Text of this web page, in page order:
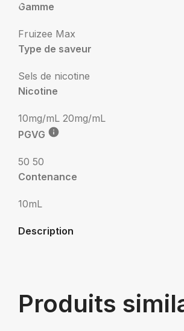
Gamme
Fruizee Max
Type de saveur
Sels de nicotine
Nicotine
10mg/mL 20mg/mL
PGVG
50 50
Contenance
10mL
Description
Produits